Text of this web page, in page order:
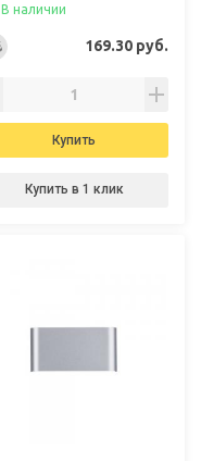
В наличии
169.30 руб.
Купить
Купить в 1 клик